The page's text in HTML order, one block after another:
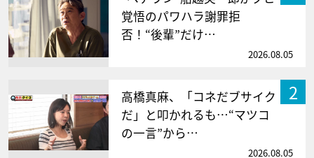
覚悟のパワハラ謝罪拒
否！“後輩”だけ…
2026.08.05
2
高橋真麻、「コネだブサイク
だ」と叩かれるも…“マツコ
の一言”から…
2026.08.05